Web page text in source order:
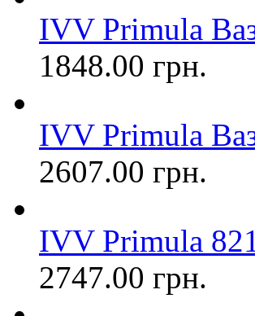
IVV Primula
1848.00 грн.
IVV Primula
2607.00 грн.
IVV Primula
2747.00 грн.